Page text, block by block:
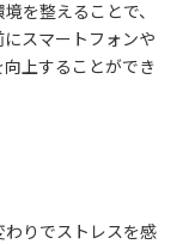
を整えることで、
スマートフォンや
上することができ
りでストレスを感